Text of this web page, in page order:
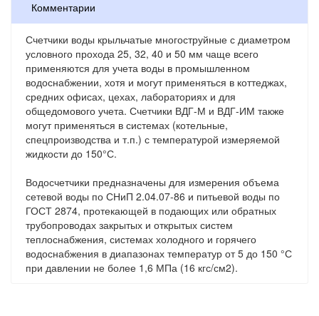
Комментарии
Счетчики воды крыльчатые многоструйные с диаметром
условного прохода 25, 32, 40 и 50 мм чаще всего
применяются для учета воды в промышленном
водоснабжении, хотя и могут применяться в коттеджах,
средних офисах, цехах, лабораториях и для
общедомового учета. Счетчики ВДГ-М и ВДГ-ИМ также
могут применяться в системах (котельные,
спецпроизводства и т.п.) с температурой измеряемой
жидкости до 150°С.
Водосчетчики предназначены для измерения объема
сетевой воды по СНиП 2.04.07-86 и питьевой воды по
ГОСТ 2874, протекающей в подающих или обратных
трубопроводах закрытых и открытых систем
теплоснабжения, системах холодного и горячего
водоснабжения в диапазонах температур от 5 до 150 °С
при давлении не более 1,6 МПа (16 кгс/см2).